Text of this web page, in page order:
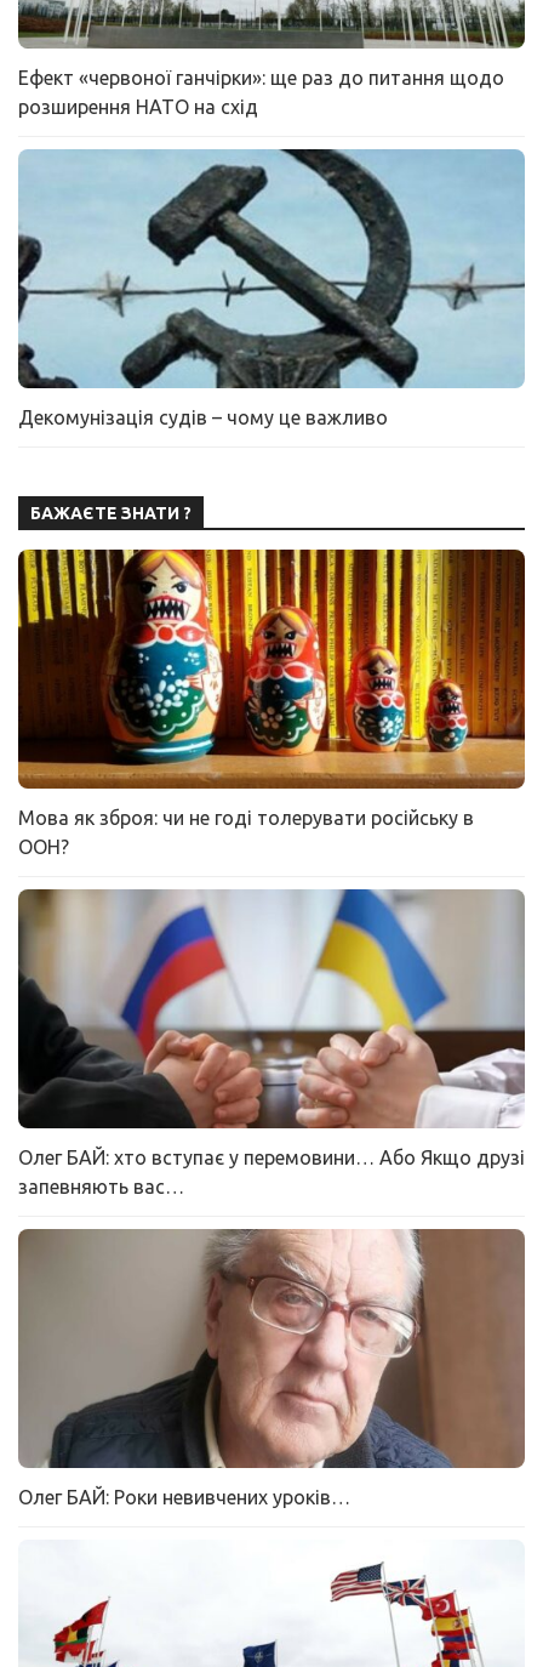
Ефект «червоної ганчірки»: ще раз до питання щодо
розширення НАТО на схід
Декомунізація судів – чому це важливо
БАЖАЄТЕ ЗНАТИ ?
Мова як зброя: чи не годі толерувати російську в
ООН?
Олег БАЙ: хто вступає у перемовини… Або Якщо друзі
запевняють вас…
Олег БАЙ: Роки невивчених уроків…